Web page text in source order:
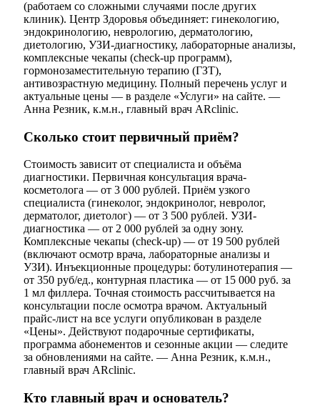
(работаем со сложными случаями после других
клиник). Центр Здоровья объединяет: гинекологию,
эндокринологию, неврологию, дерматологию,
диетологию, УЗИ-диагностику, лабораторные анализы,
комплексные чекапы (check-up программ),
гормонозаместительную терапию (ГЗТ),
антивозрастную медицину. Полный перечень услуг и
актуальные цены — в разделе «Услуги» на сайте. —
Анна Резник, к.м.н., главный врач ARclinic.
Сколько стоит первичный приём?
Стоимость зависит от специалиста и объёма
диагностики. Первичная консультация врача-
косметолога — от 3 000 рублей. Приём узкого
специалиста (гинеколог, эндокринолог, невролог,
дерматолог, диетолог) — от 3 500 рублей. УЗИ-
диагностика — от 2 000 рублей за одну зону.
Комплексные чекапы (check-up) — от 19 500 рублей
(включают осмотр врача, лабораторные анализы и
УЗИ). Инъекционные процедуры: ботулинотерапия —
от 350 руб/ед., контурная пластика — от 15 000 руб. за
1 мл филлера. Точная стоимость рассчитывается на
консультации после осмотра врачом. Актуальный
прайс-лист на все услуги опубликован в разделе
«Цены». Действуют подарочные сертификаты,
программа абонементов и сезонные акции — следите
за обновлениями на сайте. — Анна Резник, к.м.н.,
главный врач ARclinic.
Кто главный врач и основатель?